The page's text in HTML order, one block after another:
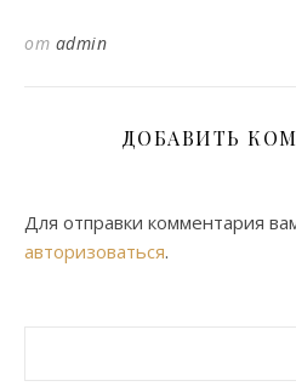
от admin
ДОБАВИТЬ
Для отправки комментария
авторизоваться.